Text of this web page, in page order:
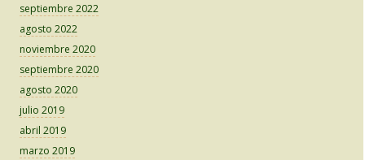
septiembre 2022
agosto 2022
noviembre 2020
septiembre 2020
agosto 2020
julio 2019
abril 2019
marzo 2019